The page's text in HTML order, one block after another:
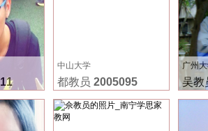
中山大学
都教员 2005095
广州
吴